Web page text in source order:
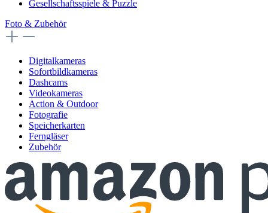
Gesellschaftsspiele & Puzzle
Foto & Zubehör
Digitalkameras
Sofortbildkameras
Dashcams
Videokameras
Action & Outdoor
Fotografie
Speicherkarten
Ferngläser
Zubehör